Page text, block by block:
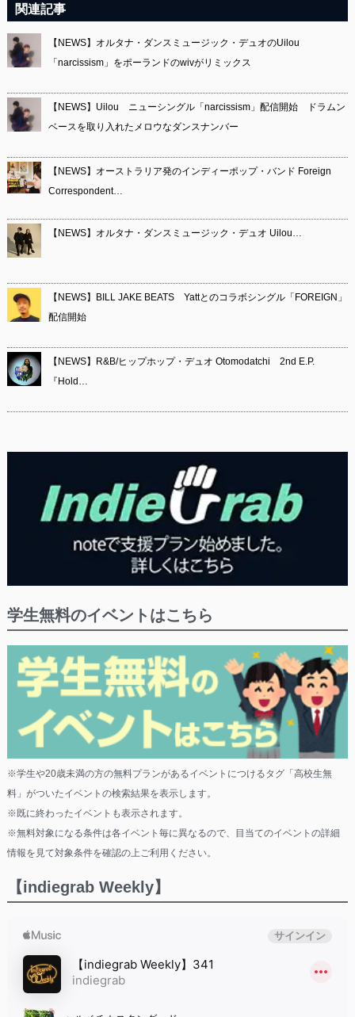
関連記事
【NEWS】オルタナ・ダンスミュージック・デュオのUilou
「narcissism」をポーランドのwivがリミックス
【NEWS】Uilou ニューシングル「narcissism」配信開始 ドラムン
ベースを取り入れたメロウなダンスナンバー
【NEWS】オーストラリア発のインディーポップ・バンド Foreign
Correspondent…
【NEWS】オルタナ・ダンスミュージック・デュオ Uilou…
【NEWS】BILL JAKE BEATS Yattとのコラボシングル「FOREIGN」
配信開始
【NEWS】R&B/ヒップホップ・デュオ Otomodatchi 2nd E.P.
『Hold…
学生無料のイベントはこちら
※学生や20歳未満の方の無料プランがあるイベントにつけるタグ「高校生無
料」がついたイベントの検索結果を表示します。
※既に終わったイベントも表示されます。
※無料対象になる条件は各イベント毎に異なるので、目当てのイベントの詳細
情報を見て対象条件を確認の上ご利用ください。
【indiegrab Weekly】